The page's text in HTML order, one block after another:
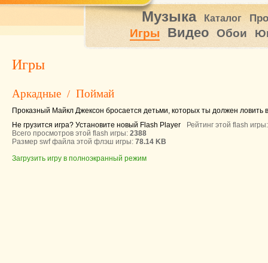
Музыка Каталог
Игры Видео Обои
Игры
Аркадные / Поймай
Проказный Майкл Джексон бросается детьми, которых ты должен ловить
Не грузится игра? Установите новый Flash Player
Рейтинг этой flash
Всего просмотров этой flash игры: 2388
Размер swf файла этой флэш игры: 78.14 KB
Загрузить игру в полноэкранный режим